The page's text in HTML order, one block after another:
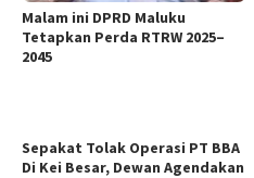
Malam ini DPRD Maluku
Tetapkan Perda RTRW 2025–
2045
Sepakat Tolak Operasi PT BBA
Di Kei Besar, Dewan Agendakan